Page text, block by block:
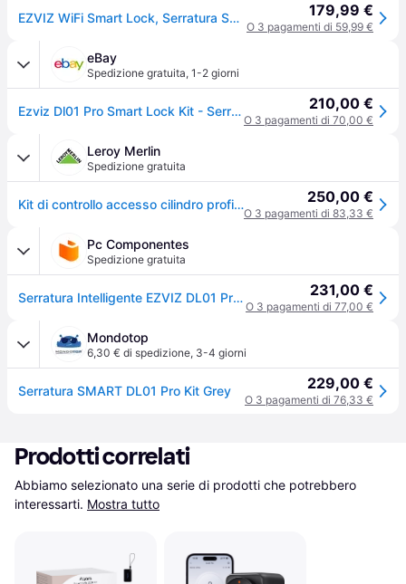
EZVIZ WiFi Smart Lock, Serratura Smart con Tastiera Multifunzione e Gateway, Serratura Elettronica con Accesso Remoto e Bluetooth, Sblocco Senza Chiave Tramite Codice, Tag o App, DL01 Pro Kit 179,99 €
O 3 pagamenti di 59,99 €
eBay
Spedizione gratuita, 1-2 giorni
Ezviz Dl01 Pro Smart Lock Kit - Serratura + Tastierino + Centralina A3 210,00 €
O 3 pagamenti di 70,00 €
Leroy Merlin
Spedizione gratuita
Kit di controllo accesso cilindro profilo europeo EZVIZ DL01 PRO KIT 250,00 €
O 3 pagamenti di 83,33 €
Pc Componentes
Spedizione gratuita
Serratura Intelligente EZVIZ DL01 Pro WiFi Bluetooth Zigbee Apertura con App Tastiera Numerica Multiutente 231,00 €
O 3 pagamenti di 77,00 €
Mondotop
6,30 € di spedizione, 3-4 giorni
Serratura SMART DL01 Pro Kit Grey 229,00 €
O 3 pagamenti di 76,33 €
Prodotti correlati
Abbiamo selezionato una serie di prodotti che potrebbero
interessarti. Mostra tutto